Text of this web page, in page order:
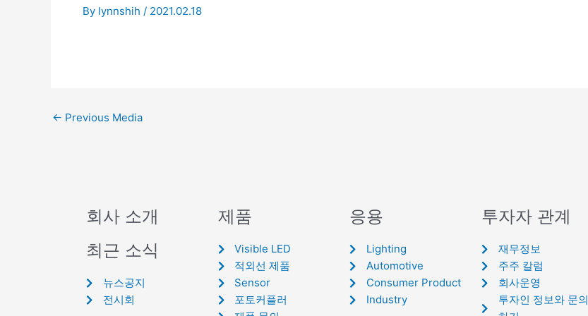
By lynnshih / 2021.02.18
← Previous Media
회사 소개
최근 소식
뉴스공지
전시회
제품
Visible LED
적외선 제품
Sensor
포토커플러
응용
Lighting
Automotive
Consumer Product
Industry
투자자 관계
재무정보
주주 칼럼
회사운영
투자인 정보와 문의